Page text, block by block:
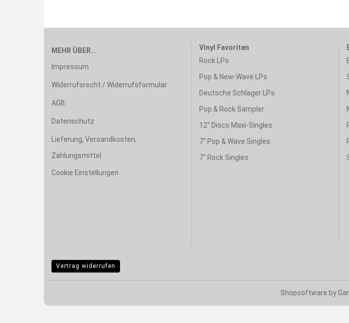
MEHR ÜBER...
Impressum
Widerrufsrecht / Widerrufsformular
AGB
Datenschutz
Lieferung, Versandkosten,
Zahlungsmittel
Cookie Einstellungen
Vinyl Favoriten
Rock LPs
Pop & New-Wave LPs
Deutsche Schlager LPs
Pop & Rock Sampler
12" Disco Maxi-Singles
7" Pop & Wave Singles
7" Rock Singles
Vertrag widerrufen
Shopsoftware by